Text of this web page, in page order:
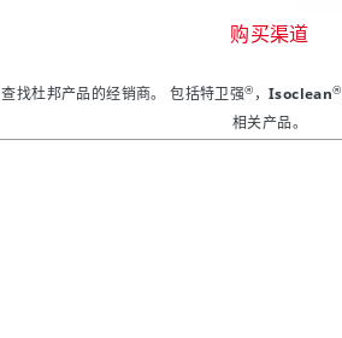
购买渠道
查找杜邦产品的经销商。 包括特卫强® ，Isoclean®
相关产品。